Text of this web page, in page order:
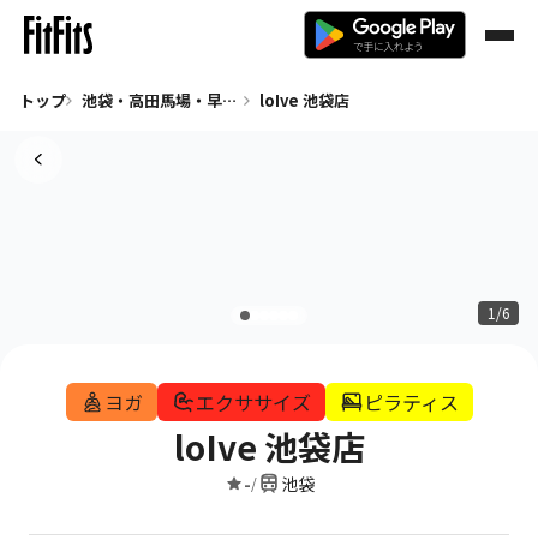
トップ 池袋・高田馬場・早稲田 ヨガ loIve 池袋店
1/6
ヨガ エクササイズ ピラティス
loIve 池袋店
-/ 池袋